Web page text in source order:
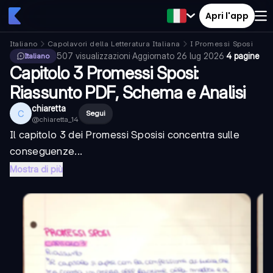
Apri l'app
Italiano Capolavori della Letteratura Italiana
I Promessi Sposi
Italiano
507 visualizzazioni·Aggiornato 26 lug 2026·4 pagine
Capitolo 3 Promessi Sposi:
Riassunto PDF, Schema e Analisi
C chiaretta
@chiaretta_14
Segui
Il capitolo 3 dei Promessi Sposisi concentra sulle
conseguenze...
Mostra di più